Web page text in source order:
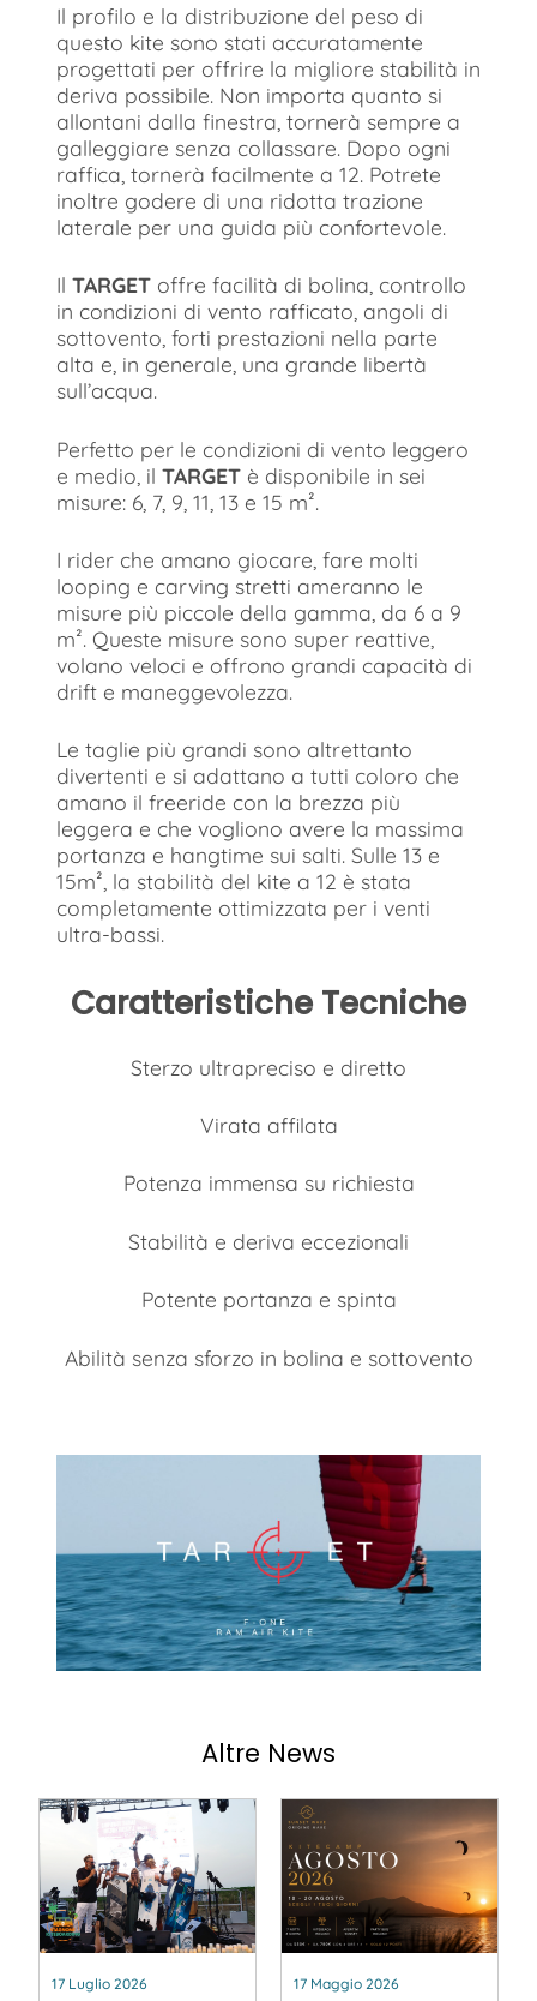
Il profilo e la distribuzione del peso di
questo kite sono stati accuratamente
progettati per offrire la migliore stabilità in
deriva possibile. Non importa quanto si
allontani dalla finestra, tornerà sempre a
galleggiare senza collassare. Dopo ogni
raffica, tornerà facilmente a 12. Potrete
inoltre godere di una ridotta trazione
laterale per una guida più confortevole.
Il TARGET offre facilità di bolina, controllo
in condizioni di vento rafficato, angoli di
sottovento, forti prestazioni nella parte
alta e, in generale, una grande libertà
sull’acqua.
Perfetto per le condizioni di vento leggero
e medio, il TARGET è disponibile in sei
misure: 6, 7, 9, 11, 13 e 15 m².
I rider che amano giocare, fare molti
looping e carving stretti ameranno le
misure più piccole della gamma, da 6 a 9
m². Queste misure sono super reattive,
volano veloci e offrono grandi capacità di
drift e maneggevolezza.
Le taglie più grandi sono altrettanto
divertenti e si adattano a tutti coloro che
amano il freeride con la brezza più
leggera e che vogliono avere la massima
portanza e hangtime sui salti. Sulle 13 e
15m², la stabilità del kite a 12 è stata
completamente ottimizzata per i venti
ultra-bassi.
Caratteristiche Tecniche
Sterzo ultrapreciso e diretto
Virata affilata
Potenza immensa su richiesta
Stabilità e deriva eccezionali
Potente portanza e spinta
Abilità senza sforzo in bolina e sottovento
Altre News
17 Luglio 2026 17 Maggio 2026